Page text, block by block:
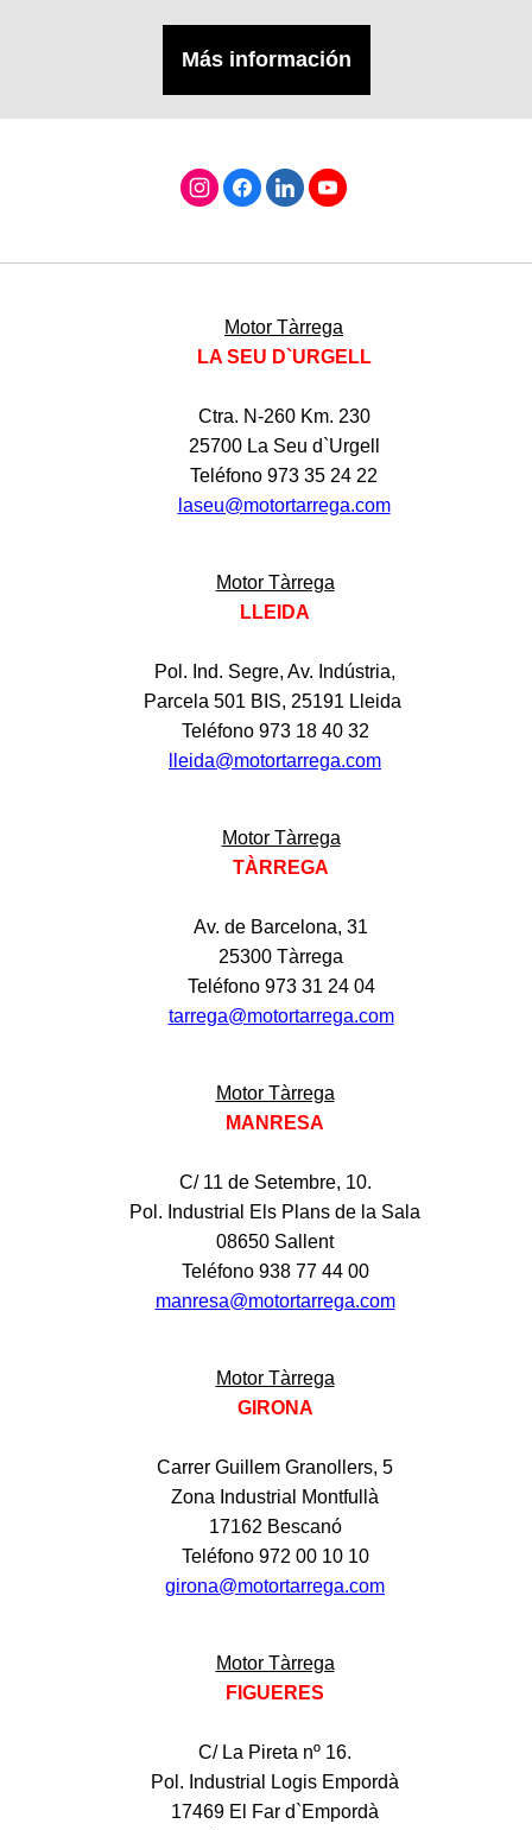
Más información
Motor Tàrrega
LA SEU D`URGELL
Ctra. N-260 Km. 230
25700 La Seu d`Urgell
Teléfono 973 35 24 22
laseu@motortarrega.com
Motor Tàrrega
LLEIDA
Pol. Ind. Segre, Av. Indústria,
Parcela 501 BIS, 25191 Lleida
Teléfono 973 18 40 32
lleida@motortarrega.com
Motor Tàrrega
TÀRREGA
Av. de Barcelona, 31
25300 Tàrrega
Teléfono 973 31 24 04
tarrega@motortarrega.com
Motor Tàrrega
MANRESA
C/ 11 de Setembre, 10.
Pol. Industrial Els Plans de la Sala
08650 Sallent
Teléfono 938 77 44 00
manresa@motortarrega.com
Motor Tàrrega
GIRONA
Carrer Guillem Granollers, 5
Zona Industrial Montfullà
17162 Bescanó
Teléfono 972 00 10 10
girona@motortarrega.com
Motor Tàrrega
FIGUERES
C/ La Pireta nº 16.
Pol. Industrial Logis Empordà
17469 El Far d`Empordà